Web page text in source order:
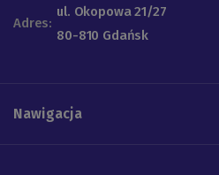
Adres:
ul. Okopowa 21/27
80-810 Gdańsk
Nawigacja